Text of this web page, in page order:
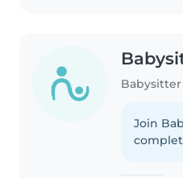
Join